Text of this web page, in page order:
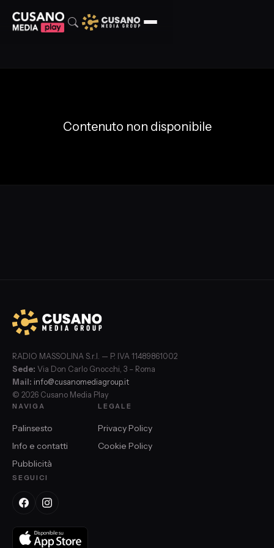
Contenuto non disponibile
RADIO MASSOLINA S.r.l. — P. IVA 11489861002
Sede: Via Don Carlo Gnocchi, 3 – Roma
Mail: info@cusanomediagroup.it
© 2026 Cusano Media Play
NAVIGA
Palinsesto
Info e contatti
Pubblicità
LEGALE
Privacy Policy
Cookie Policy
SEGUICI